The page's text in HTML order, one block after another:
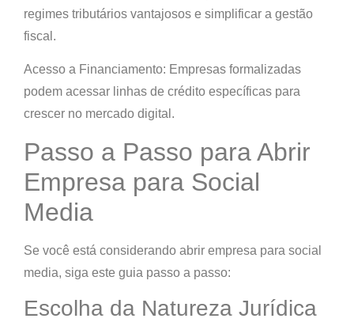
regimes tributários vantajosos e simplificar a gestão
fiscal.
Acesso a Financiamento: Empresas formalizadas
podem acessar linhas de crédito específicas para
crescer no mercado digital.
Passo a Passo para Abrir
Empresa para Social
Media
Se você está considerando abrir empresa para social
media, siga este guia passo a passo:
Escolha da Natureza Jurídica